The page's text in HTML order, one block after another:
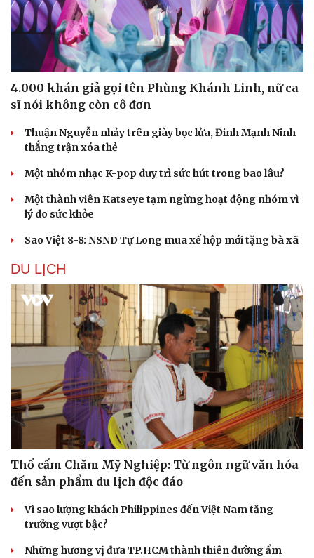
Ăn sạch sống khỏe
4.000 khán giả gọi tên Phùng Khánh Linh, nữ ca
sĩ nói không còn cô đơn
Thuận Nguyễn nhảy trên giày bọc lửa, Đinh Mạnh Ninh
thắng trận xóa thẻ
Một nhóm nhạc K-pop duy trì sức hút trong bao lâu?
Một thành viên Katseye tạm ngừng hoạt động nhóm vì
lý do sức khỏe
Sao Việt 8-8: NSND Tự Long mua xế hộp mới tặng bà xã
DU LỊCH
Thổ cẩm Chăm Mỹ Nghiệp: Từ ngôn ngữ văn hóa
đến sản phẩm du lịch độc đáo
Vì sao lượng khách Philippines đến Việt Nam tăng
trưởng vượt bậc?
Những hương vị đưa TP.HCM thành thiên đường ẩm